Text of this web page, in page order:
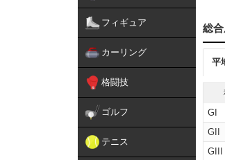
フィギュア
カーリング
格闘技
ゴルフ
テニス
総
平
GI
GII
GIII